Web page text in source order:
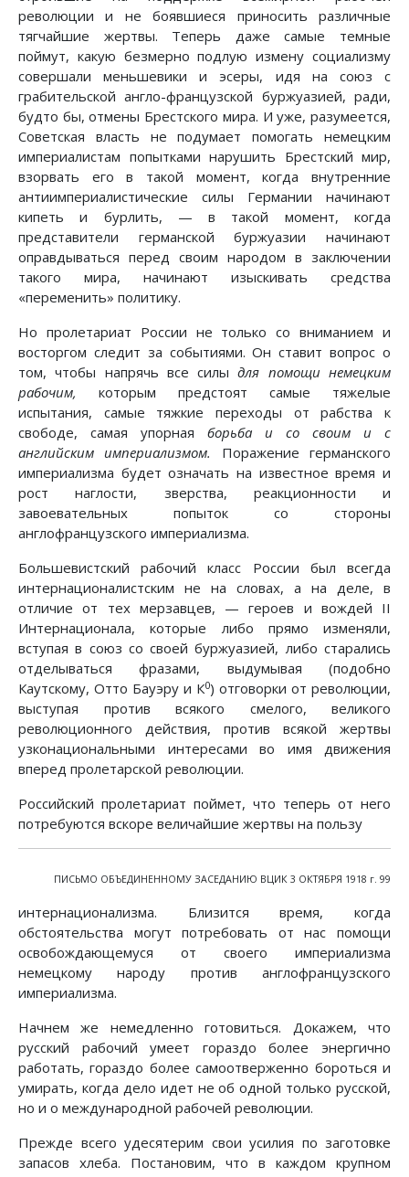
революции и не боявшиеся приносить различные
тягчайшие жертвы. Теперь даже самые темные
поймут, какую безмерно подлую измену социализму
совершали меньшевики и эсеры, идя на союз с
грабительской англо-французской буржуазией, ради,
будто бы, отмены Брестского мира. И уже, разумеется,
Советская власть не подумает помогать немецким
империалистам попытками нарушить Брестский мир,
взорвать его в такой момент, когда внутренние
антиимпериалистические силы Германии начинают
кипеть и бурлить, — в такой момент, когда
представители германской буржуазии начинают
оправдываться перед своим народом в заключении
такого мира, начинают изыскивать средства
«переменить» политику.
Но пролетариат России не только со вниманием и
восторгом следит за событиями. Он ставит вопрос о
том, чтобы напрячь все силыдля помощи немецким
рабочим, которым предстоят самые тяжелые
испытания, самые тяжкие переходы от рабства к
свободе, самая упорная борьба и со своим и с
английским империализмом.
Поражение германского
империализма будет означать на известное время и
рост наглости, зверства, реакционности и
завоевательных попыток со стороны
англофранцузского империализма.
Большевистский рабочий класс России был всегда
интернационалистским не на словах, а на деле, в
отличие от тех мерзавцев, — героев и вождей II
Интернационала, которые либо прямо изменяли,
вступая в союз со своей буржуазией, либо старались
отделываться фразами, выдумывая (подобно
Каутскому, Отто Бауэру и К0) отговорки от революции,
выступая против всякого смелого, великого
революционного действия, против всякой жертвы
узконациональными интересами во имя движения
вперед пролетарской революции.
Российский пролетариат поймет, что теперь от него
потребуются вскоре величайшие жертвы на пользу
ПИСЬМО ОБЪЕДИНЕННОМУ ЗАСЕДАНИЮ ВЦИК 3 ОКТЯБРЯ 1918 г. 99
интернационализма. Близится время, когда
обстоятельства могут потребовать от нас помощи
освобождающемуся от своего империализма
немецкому народу против англофранцузского
империализма.
Начнем же немедленно готовиться. Докажем, что
русский рабочий умеет гораздо более энергично
работать, гораздо более самоотверженно бороться и
умирать, когда дело идет не об одной только русской,
но и о международной рабочей революции.
Прежде всего удесятерим свои усилия по заготовке
запасов хлеба. Постановим, что в каждом крупном